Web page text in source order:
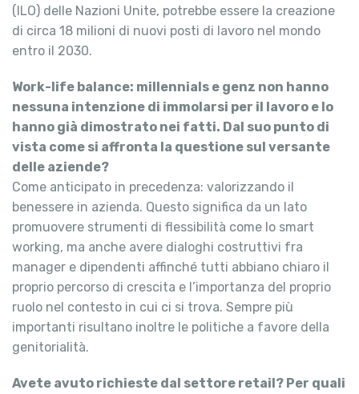
(ILO) delle Nazioni Unite, potrebbe essere la creazione
di circa 18 milioni di nuovi posti di lavoro nel mondo
entro il 2030.
Work-life balance: millennials e genz non hanno
nessuna intenzione di immolarsi per il lavoro e lo
hanno già dimostrato nei fatti. Dal suo punto di
vista come si affronta la questione sul versante
delle aziende?
Come anticipato in precedenza: valorizzando il
benessere in azienda. Questo significa da un lato
promuovere strumenti di flessibilità come lo smart
working, ma anche avere dialoghi costruttivi fra
manager e dipendenti affinché tutti abbiano chiaro il
proprio percorso di crescita e l’importanza del proprio
ruolo nel contesto in cui ci si trova. Sempre più
importanti risultano inoltre le politiche a favore della
genitorialità.
Avete avuto richieste dal settore retail? Per quali